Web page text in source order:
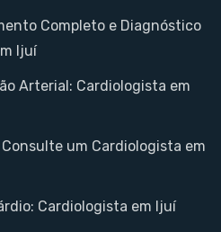
Completo e Diagnóstico
Ijuí
Arterial: Cardiologista em
um Cardiologista em
Cardiologista em Ijuí